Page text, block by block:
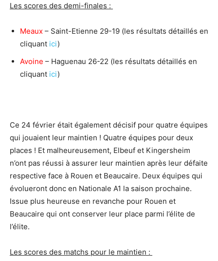
Les scores des demi-finales :
Meaux – Saint-Etienne 29-19 (les résultats détaillés en
cliquant ici)
Avoine – Haguenau 26-22 (les résultats détaillés en
cliquant ici)
Ce 24 février était également décisif pour quatre équipes
qui jouaient leur maintien ! Quatre équipes pour deux
places ! Et malheureusement, Elbeuf et Kingersheim
n’ont pas réussi à assurer leur maintien après leur défaite
respective face à Rouen et Beaucaire. Deux équipes qui
évolueront donc en Nationale A1 la saison prochaine.
Issue plus heureuse en revanche pour Rouen et
Beaucaire qui ont conserver leur place parmi l’élite de
l’élite.
Les scores des matchs pour le maintien :